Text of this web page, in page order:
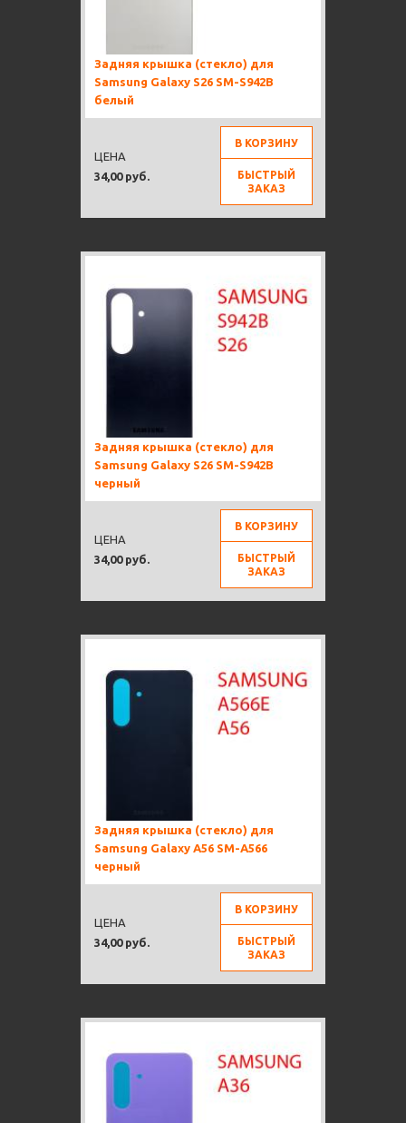
Задняя крышка (стекло) для
Samsung Galaxy S26 SM-S942B
белый
34,00 руб.
ЦЕНА
В КОРЗИНУ
БЫСТРЫЙ
ЗАКАЗ
Задняя крышка (стекло) для
Samsung Galaxy S26 SM-S942B
черный
34,00 руб.
ЦЕНА
В КОРЗИНУ
БЫСТРЫЙ
ЗАКАЗ
Задняя крышка (стекло) для
Samsung Galaxy A56 SM-A566
черный
34,00 руб.
ЦЕНА
В КОРЗИНУ
БЫСТРЫЙ
ЗАКАЗ